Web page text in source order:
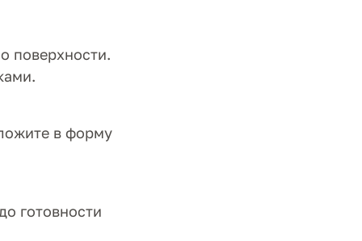
поверхности.
в форму
готовности